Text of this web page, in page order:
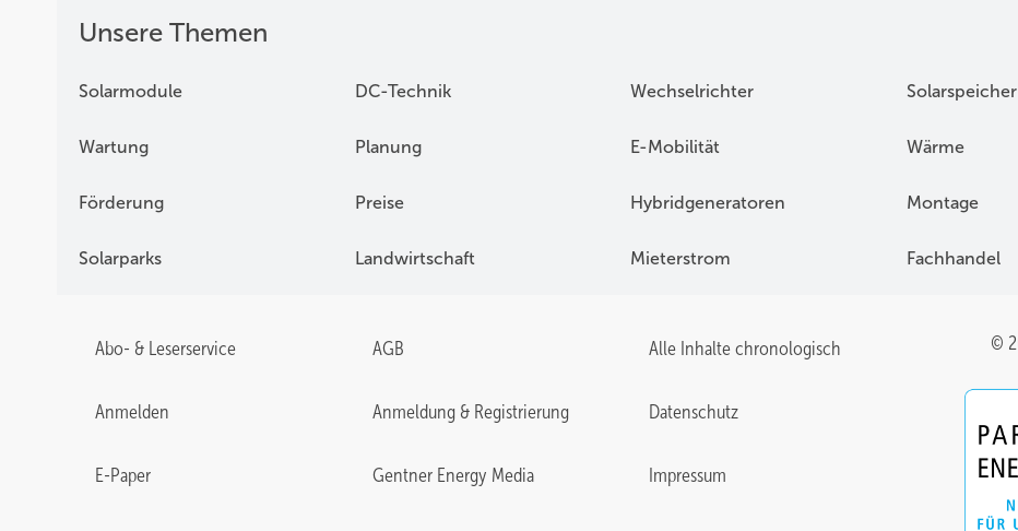
Unsere Themen
Solarmodule DC-Technik Wechselrichter Solarspeicher
Wartung Planung E-Mobilität Wärme
Förderung Preise Hybridgeneratoren Montage
Solarparks Landwirtschaft Mieterstrom Fachhandel
Abo- & Leserservice AGB Alle Inhalte chronologisch
Anmelden Anmeldung & Registrierung Datenschutz
E-Paper Gentner Energy Media Impressum
©